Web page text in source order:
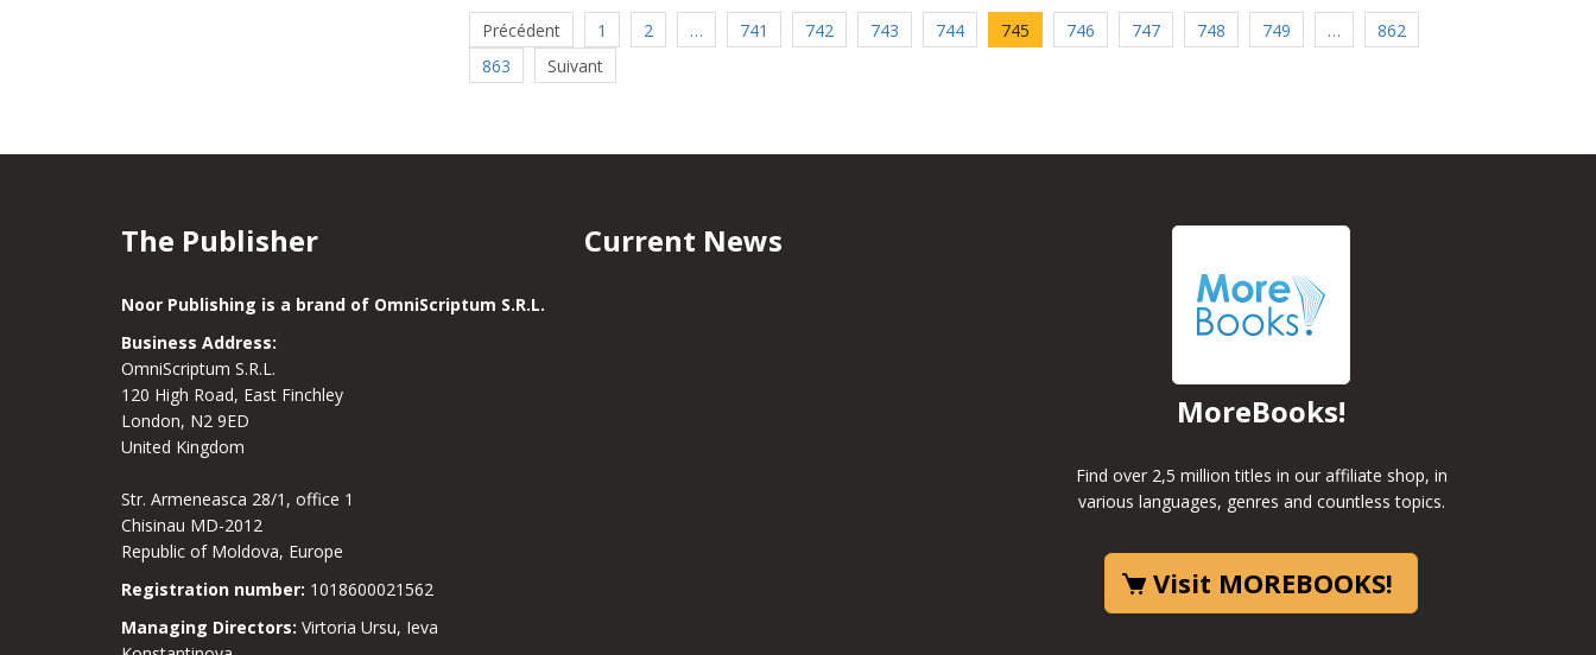
Précédent 1 2 … 741 742 743 744 745 746 747 748 749 …
862
863
Suivant
The Publisher
Noor Publishing is a brand of OmniScriptum S.R.L.
Business Address:
OmniScriptum S.R.L.
120 High Road, East Finchley
London, N2 9ED
United Kingdom
Str. Armeneasca 28/1, office 1
Chisinau MD-2012
Republic of Moldova, Europe
Registration number: 1018600021562
Managing Directors: Virtoria Ursu, Ieva
Current News
MoreBooks!
Find over 2,5 million titles in our affiliate shop, in
various languages, genres and countless topics.
Visit MOREBOOKS!